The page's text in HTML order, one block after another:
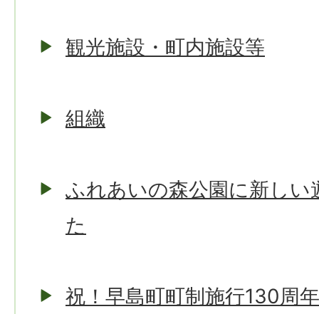
観光施設・町内施設等
組織
ふれあいの森公園に新しい
た
祝！早島町町制施行130周